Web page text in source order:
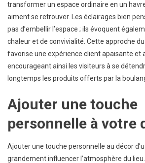
transformer un espace ordinaire en un
aiment se retrouver. Les éclairages bien
pas d’embellir l’espace ; ils évoquent
chaleur et de convivialité. Cette approche du
favorise une expérience client apaisante et
encourageant ainsi les visiteurs à se
longtemps les produits offerts par la
Ajouter une touche
personnelle à votre
Ajouter une touche personnelle au décor
grandement influencer l’atmosphère du